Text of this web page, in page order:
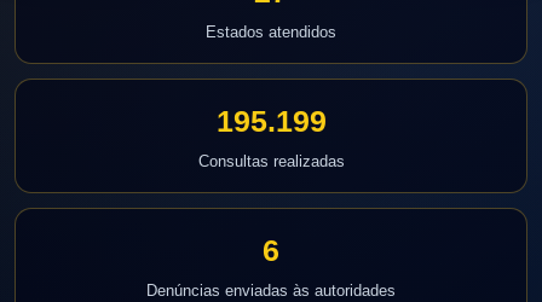
Estados atendidos
195.199
Consultas realizadas
6
Denúncias enviadas às autoridades